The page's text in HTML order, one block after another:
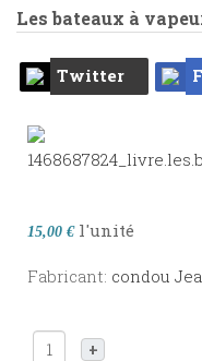
Les bateaux à
Twitter
15,00 € l'unité
Fabricant: condou
+